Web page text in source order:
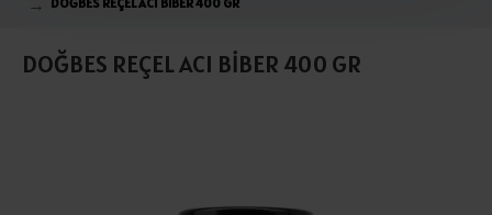
DOĞBES REÇEL ACI BİBER 400 GR